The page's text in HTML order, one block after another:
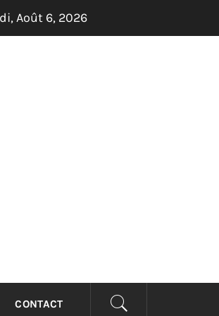
coup d’accélérateur aux projets de
Août 6, 2026
CONTACT